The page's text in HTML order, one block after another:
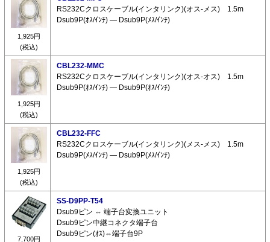
1,925円
(税込)
RS232Cクロスケーブル(インタリンク)(オス-メス) 1.5m
Dsub9P(ｵｽ/ｲﾝﾁ) ― Dsub9P(ﾒｽ/ｲﾝﾁ)
1,925円
(税込)
CBL232-MMC
RS232Cクロスケーブル(インタリンク)(オス-オス) 1.5m
Dsub9P(ｵｽ/ｲﾝﾁ) ― Dsub9P(ｵｽ/ｲﾝﾁ)
1,925円
(税込)
CBL232-FFC
RS232Cクロスケーブル(インタリンク)(メス-メス) 1.5m
Dsub9P(ﾒｽ/ｲﾝﾁ) ― Dsub9P(ﾒｽ/ｲﾝﾁ)
7,700円
SS-D9PP-T54
Dsub9ピン ⇔ 端子台変換ユニット
Dsub9ピン中継コネクタ端子台
Dsub9ピン(ｵｽ)⇔端子台9P